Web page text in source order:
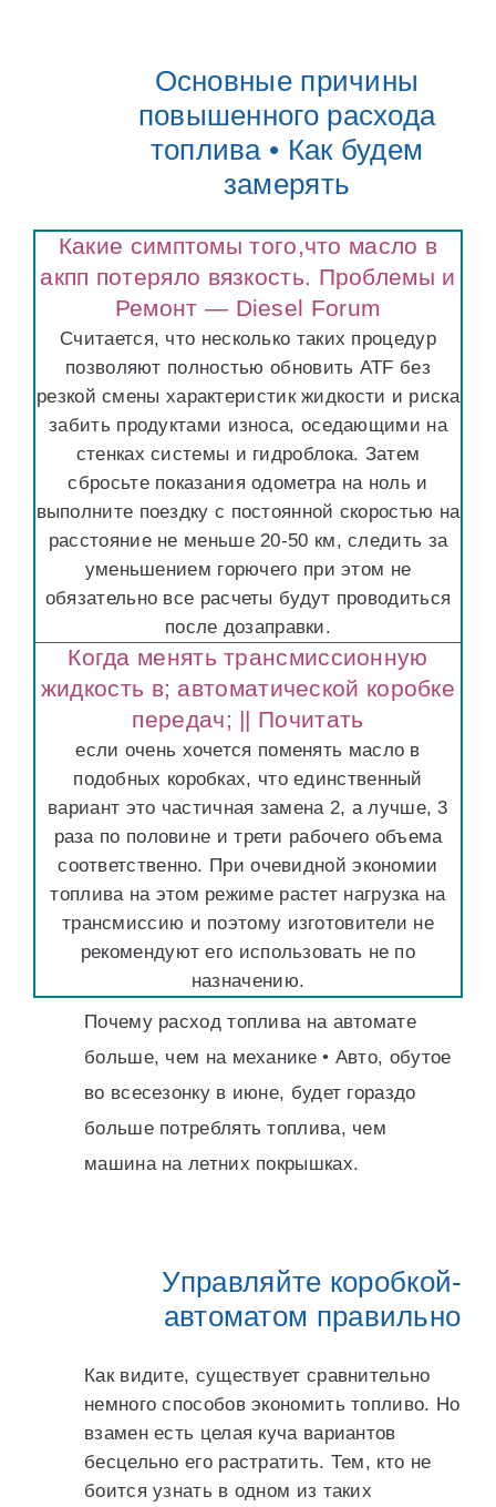
Основные причины
повышенного расхода
топлива • Как будем
замерять
Какие симптомы того,что масло в
акпп потеряло вязкость. Проблемы и
Ремонт — Diesel Forum
Считается, что несколько таких процедур
позволяют полностью обновить ATF без
резкой смены характеристик жидкости и риска
забить продуктами износа, оседающими на
стенках системы и гидроблока. Затем
сбросьте показания одометра на ноль и
выполните поездку с постоянной скоростью на
расстояние не меньше 20-50 км, следить за
уменьшением горючего при этом не
обязательно все расчеты будут проводиться
после дозаправки.
Когда менять трансмиссионную
жидкость в; автоматической коробке
передач; || Почитать
если очень хочется поменять масло в
подобных коробках, что единственный
вариант это частичная замена 2, а лучше, 3
раза по половине и трети рабочего объема
соответственно. При очевидной экономии
топлива на этом режиме растет нагрузка на
трансмиссию и поэтому изготовители не
рекомендуют его использовать не по
назначению.
Почему расход топлива на автомате
больше, чем на механике • Авто, обутое
во всесезонку в июне, будет гораздо
больше потреблять топлива, чем
машина на летних покрышках.
Управляйте коробкой-
автоматом правильно
Как видите, существует сравнительно
немного способов экономить топливо. Но
взамен есть целая куча вариантов
бесцельно его растратить. Тем, кто не
боится узнать в одном из таких